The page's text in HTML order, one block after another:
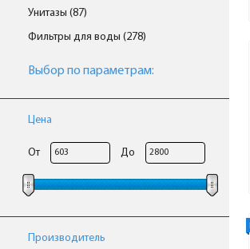
Унитазы (87)
Фильтры для воды (278)
Выбор по параметрам:
Цена
От До
Производитель